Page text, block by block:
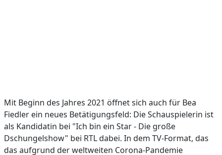
Mit Beginn des Jahres 2021 öffnet sich auch für Bea
Fiedler ein neues Betätigungsfeld: Die Schauspielerin ist
als Kandidatin bei "Ich bin ein Star - Die große
Dschungelshow" bei RTL dabei. In dem TV-Format, das
das aufgrund der weltweiten Corona-Pandemie